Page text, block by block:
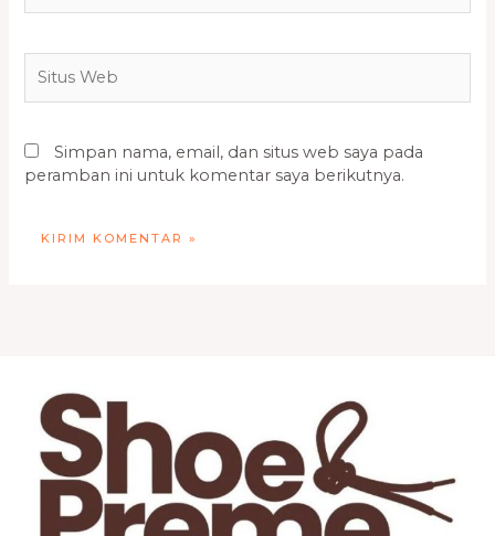
Web
Simpan nama, email, dan situs web saya pada
peramban ini untuk komentar saya berikutnya.